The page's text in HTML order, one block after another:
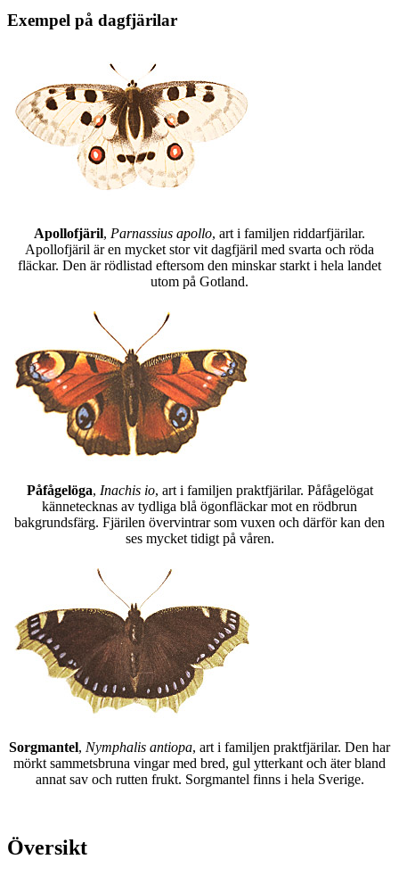
Exempel på dagfjärilar
Apollofjäril, Parnassius apollo, art i familjen riddarfjärilar.
Apollofjäril är en mycket stor vit dagfjäril med svarta och röda
fläckar. Den är rödlistad eftersom den minskar starkt i hela landet
utom på Gotland.
Påfågelöga, Inachis io, art i familjen praktfjärilar. Påfågelögat
kännetecknas av tydliga blå ögonfläckar mot en rödbrun
bakgrundsfärg. Fjärilen övervintrar som vuxen och därför kan den
ses mycket tidigt på våren.
Sorgmantel, Nymphalis antiopa, art i familjen praktfjärilar. Den har
mörkt sammetsbruna vingar med bred, gul ytterkant och äter bland
annat sav och rutten frukt. Sorgmantel finns i hela Sverige.
Översikt